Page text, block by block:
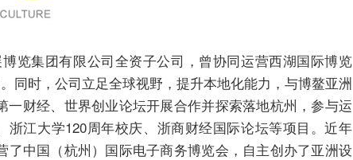
览集团有限公司全资子公司，曾协同运营西湖国际博览
同时，公司立足全球视野，提升本地化能力，与博鳌亚洲
财经、世界创业论坛开展合作并探索落地杭州，参与运
江大学120周年校庆、浙商财经国际论坛等项目。近年
中国（杭州）国际电子商务博览会，自主创办了亚洲设